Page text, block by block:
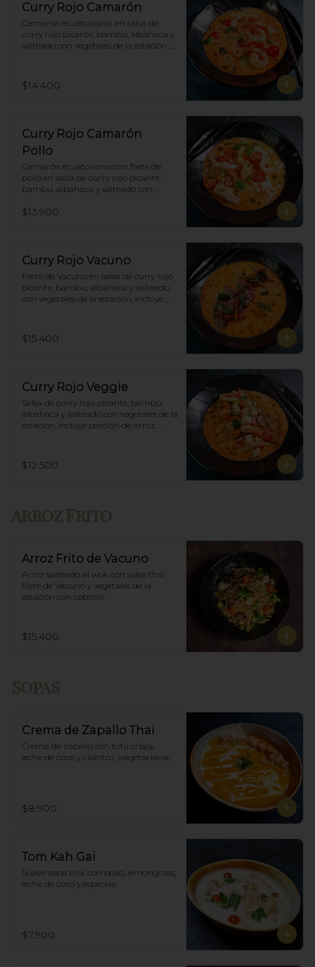
Curry Rojo Camarón
Camarón ecuatoriano  en salsa de
curry rojo picante, bambu, albahaca y
salteado con vegetales de la estación,
$14.400
Curry Rojo Camarón
Pollo
Camarón ecuatoriano con filete de
pollo en salsa de curry rojo picante,
bambu, albahaca y salteado con
porción de arroz blanco.
$13.900
Curry Rojo Vacuno
Filete de Vacuno en salsa de curry rojo
picante, bambu, albahaca y salteado
con vegetales de la estación, incluye
$15.400
Curry Rojo Veggie
Salsa de curry rojo picante, bambú,
albahaca y salteado con vegetales de la
estación, incluye porción de arroz
$12.500
Arroz Frito
Arroz Frito de Vacuno
Arroz salteado al wok con salsa thai,
filete de Vacuno y vegetales de la
estación con cebollín.
$15.400
Crema de Zapallo Thai
Crema de zapallo con tofu crispy,
leche de coco y cilantro. (vegetariana)
$8.900
Tom Kah Gai
Suave sopa thai con pollo, lemongrass,
leche de coco y especias.
$7.900